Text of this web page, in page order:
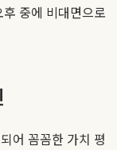
중에 비대면으로
어 꼼꼼한 가치 평